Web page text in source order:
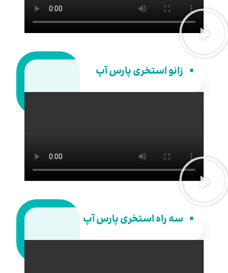
زانو استخری پارس آپ
سه راه استخری پارس آپ